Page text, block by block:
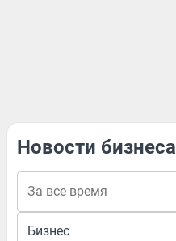
Новости бизнеса